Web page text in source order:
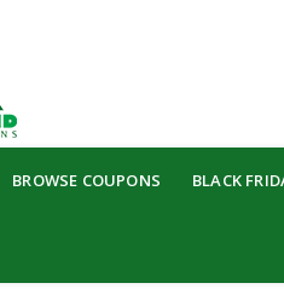
BROWSE COUPONS BLACK